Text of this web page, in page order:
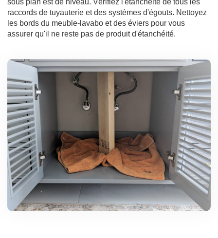
raccords de tuyauterie et des systèmes d'égouts. Nettoyez
les bords du meuble-lavabo et des éviers pour vous
assurer qu'il ne reste pas de produit d'étanchéité.